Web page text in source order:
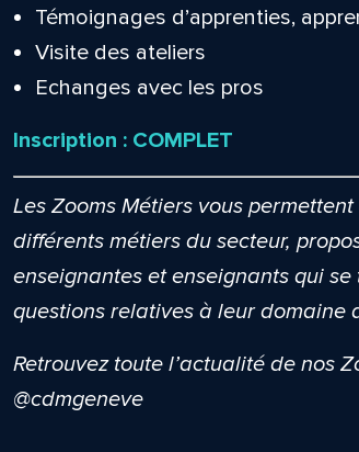
Témoignages d’apprenties,
Visite des ateliers
Echanges avec les pros
Inscription : COMPLET
Les Zooms Métiers vous
différents métiers du secteur,
enseignantes et enseignants qui
questions relatives à leur domaine
Retrouvez toute l’actualité de nos
@cdmgeneve